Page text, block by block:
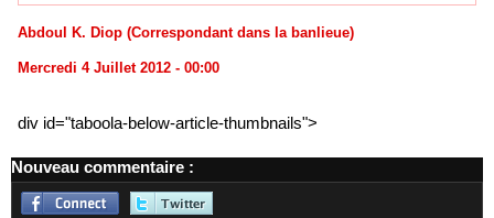
Abdoul K. Diop (Correspondant dans la banlieue)
Mercredi 4 Juillet 2012 - 00:00
div id="taboola-below-article-thumbnails">
Nouveau commentaire :